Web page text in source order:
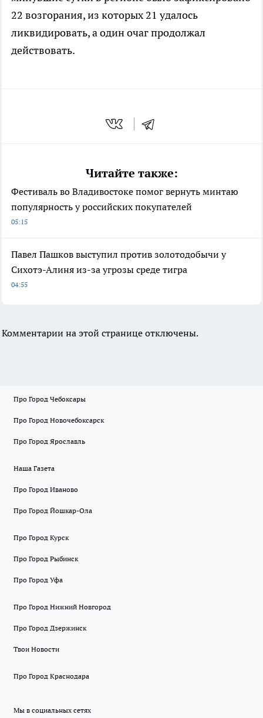
22 возгорания, из которых 21 удалось
ликвидировать, а один очаг продолжал
действовать.
Читайте также:
Фестиваль во Владивостоке помог вернуть минтаю
популярность у российских покупателей
05:15
Павел Пашков выступил против золотодобычи у
Сихотэ-Алиня из-за угрозы среде тигра
04:55
Комментарии на этой странице отключены.
Про Город Чебоксары
Про Город Новочебоксарск
Про Город Ярославль
Наша Газета
Про Город Иваново
Про Город Йошкар-Ола
Про Город Курск
Про Город Рыбинск
Про Город Уфа
Про Город Нижний Новгород
Про Город Дзержинск
Твои Новости
Про Город Краснодара
Мы в социальных сетях